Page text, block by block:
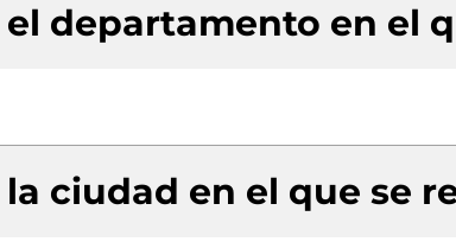
el departamento en el
la ciudad en el que se